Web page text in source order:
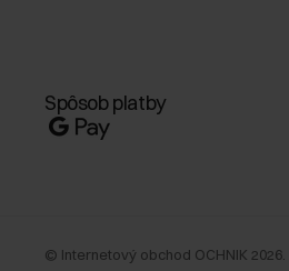
Spôsob platby
© Internetový obchod OCHNIK 2026